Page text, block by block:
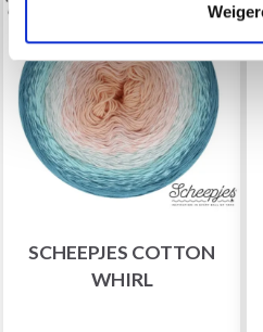
SCHEEPJES COTTON
WHIRL